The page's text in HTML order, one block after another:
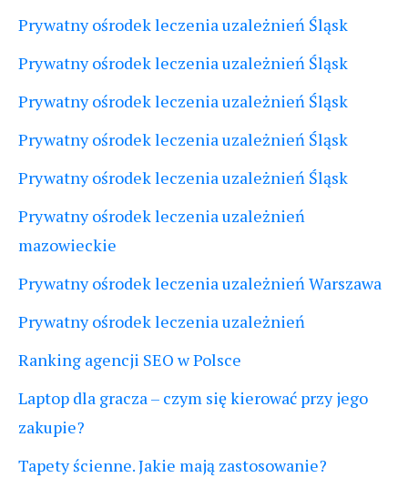
Prywatny ośrodek leczenia uzależnień Śląsk
Prywatny ośrodek leczenia uzależnień Śląsk
Prywatny ośrodek leczenia uzależnień Śląsk
Prywatny ośrodek leczenia uzależnień Śląsk
Prywatny ośrodek leczenia uzależnień Śląsk
Prywatny ośrodek leczenia uzależnień
mazowieckie
Prywatny ośrodek leczenia uzależnień Warszawa
Prywatny ośrodek leczenia uzależnień
Ranking agencji SEO w Polsce
Laptop dla gracza – czym się kierować przy jego
zakupie?
Tapety ścienne. Jakie mają zastosowanie?